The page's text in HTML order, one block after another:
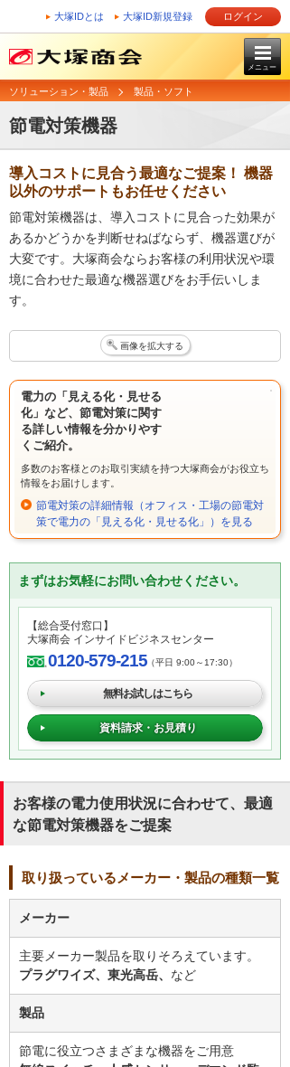
大塚IDとは 大塚ID新規登録 ログイン
メニュー
ソリューション・製品 製品・ソフト
節電対策機器
導入コストに見合う最適なご提案！ 機器
以外のサポートもお任せください
節電対策機器は、導入コストに見合った効果が
あるかどうかを判断せねばならず、機器選びが
大変です。大塚商会ならお客様の利用状況や環
境に合わせた最適な機器選びをお手伝いしま
す。
画像を拡大する
電力の「見える化・見せる
化」など、節電対策に関す
る詳しい情報を分かりやす
くご紹介。
多数のお客様とのお取引実績を持つ大塚商会がお役立ち
情報をお届けします。
節電対策の詳細情報（オフィス・工場の節電対
策で電力の「見える化・見せる化」）を見る
まずはお気軽にお問い合わせください。
【総合受付窓口】
大塚商会 インサイドビジネスセンター
0120-579-215（平日 9:00～17:30）
無料お試しはこちら
資料請求・お見積り
お客様の電力使用状況に合わせて、最適
な節電対策機器をご提案
取り扱っているメーカー・製品の種類一覧
メーカー
主要メーカー製品を取りそろえています。
プラグワイズ、東光高岳、 など
製品
節電に役立つさまざまな機器をご用意